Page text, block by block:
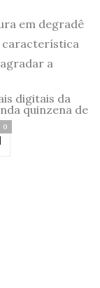
em degradê
característica
a
digitais da
quinzena de
0